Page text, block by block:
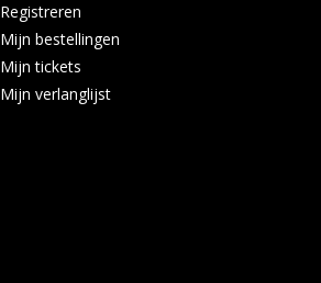
Registreren
Mijn bestellingen
Mijn tickets
Mijn verlanglijst